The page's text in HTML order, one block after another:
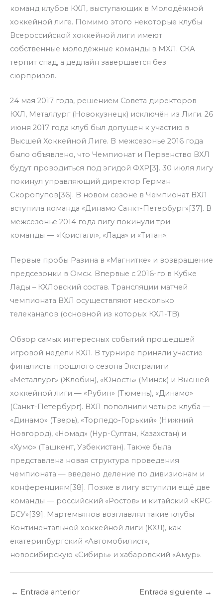
команд клубов КХЛ, выступающих в Молодёжной
хоккейной лиге. Помимо этого некоторые клубы
Всероссийской хоккейной лиги имеют
собственные молодёжные команды в МХЛ. СКА
терпит спад, а дедлайн завершается без
сюрпризов.
24 мая 2017 года, решением Совета директоров
КХЛ, Металлург (Новокузнецк) исключён из Лиги. 26
июня 2017 года клуб был допущен к участию в
Высшей Хоккейной Лиге. В межсезонье 2016 года
было объявлено, что Чемпионат и Первенство ВХЛ
будут проводиться под эгидой ФХР[3]. 30 июля лигу
покинул управляющий директор Герман
Скоропупов[36]. В новом сезоне в Чемпионат ВХЛ
вступила команда «Динамо Санкт-Петербург»[37]. В
межсезонье 2014 года лигу покинули три
команды — «Кристалл», «Лада» и «Титан».
Первые пробы Разина в «Магнитке» и возвращение
предсезонки в Омск. Впервые с 2016-го в Кубке
Лады – КХЛовский состав. Трансляции матчей
чемпионата ВХЛ осуществляют несколько
телеканалов (основной из которых КХЛ-ТВ).
Обзор самых интересных событий прошедшей
игровой недели КХЛ. В турнире приняли участие
финалисты прошлого сезона Экстралиги
«Металлург» (Жлобин), «Юность» (Минск) и Высшей
хоккейной лиги — «Рубин» (Тюмень), «Динамо»
(Санкт-Петербург). ВХЛ пополнили четыре клуба —
«Динамо» (Тверь), «Торпедо-Горький» (Нижний
Новгород), «Номад» (Нур-Султан, Казахстан) и
«Хумо» (Ташкент, Узбекистан). Также была
представлена новая структура проведения
чемпионата — введено деление по дивизионам и
конференциям[38]. Позже в лигу вступили ещё две
команды — российский «Ростов» и китайский «КРС-
БСУ»[39]. Мартемьянов возглавлял такие клубы
Континентальной хоккейной лиги (КХЛ), как
екатеринбургский «Автомобилист»,
новосибирскую «Сибирь» и хабаровский «Амур».
← Entrada anterior Entrada siguiente →